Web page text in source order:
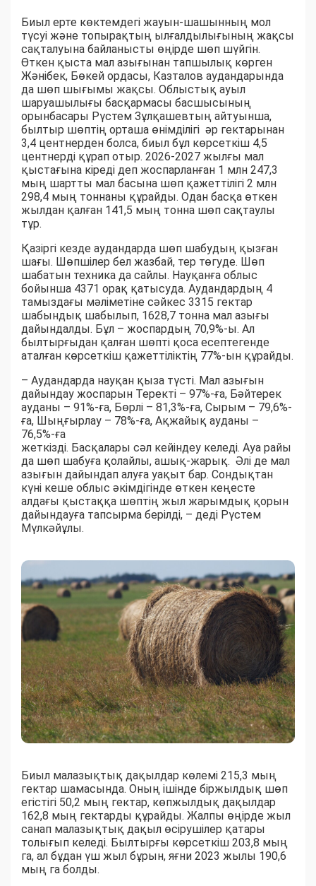
Биыл ерте көктемдегі жауын-шашынның мол
түсуі және топырақтың ылғалдылығының жақсы
сақталуына байланысты өңірде шөп шүйгін.
Өткен қыста мал азығынан тапшылық көрген
Жәнібек, Бөкей ордасы, Казталов аудандарында
да шөп шығымы жақсы. Облыстық ауыл
шаруашылығы басқармасы басшысының
орынбасары Рүстем Зұлқашевтың айтуынша,
былтыр шөптің орташа өнімділігі әр гектарынан
3,4 центнерден болса, биыл бұл көрсеткіш 4,5
центнерді құрап отыр. 2026-2027 жылғы мал
қыстағына кіреді деп жоспарланған 1 млн 247,3
мың шартты мал басына шөп қажеттілігі 2 млн
298,4 мың тоннаны құрайды. Одан басқа өткен
жылдан қалған 141,5 мың тонна шөп сақтаулы
тұр.
Қазіргі кезде аудандарда шөп шабудың қызған
шағы. Шөпшілер бел жазбай, тер төгуде. Шөп
шабатын техника да сайлы. Науқанға облыс
бойынша 4371 орақ қатысуда. Аудандардың 4
тамыздағы мәліметіне сәйкес 3315 гектар
шабындық шабылып, 1628,7 тонна мал азығы
дайындалды. Бұл – жоспардың 70,9%-ы. Ал
былтырғыдан қалған шөпті қоса есептегенде
аталған көрсеткіш қажеттіліктің 77%-ын құрайды.
– Аудандарда науқан қыза түсті. Мал азығын
дайындау жоспарын Теректі – 97%-ға, Бәйтерек
ауданы – 91%-ға, Бөрлі – 81,3%-ға, Сырым – 79,6%-
ға, Шыңғырлау – 78%-ға, Ақжайық ауданы –
76,5%-ға
жеткізді. Басқалары сәл кейіндеу келеді. Ауа райы
да шөп шабуға қолайлы, ашық-жарық. Әлі де мал
азығын дайындап алуға уақыт бар. Сондықтан
күні кеше облыс әкімдігінде өткен кеңесте
алдағы қыстаққа шөптің жыл жарымдық қорын
дайындауға тапсырма берілді, – деді Рүстем
Мүлкәйұлы.
Биыл малазықтық дақылдар көлемі 215,3 мың
гектар шамасында. Оның ішінде біржылдық шөп
егістігі 50,2 мың гектар, көпжылдық дақылдар
162,8 мың гектарды құрайды. Жалпы өңірде жыл
санап малазықтық дақыл өсірушілер қатары
толығып келеді. Былтырғы көрсеткіш 203,8 мың
га, ал бұдан үш жыл бұрын, яғни 2023 жылы 190,6
мың га болды.